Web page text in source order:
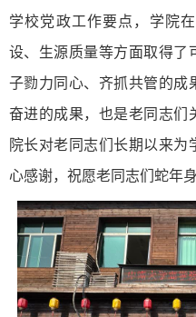
学校党政工作要点，学院
设、生源质量等方面取得了
子勠力同心、齐抓共管的成
奋进的成果，也是老同志们
院长对老同志们长期以来为
心感谢，祝愿老同志们蛇年